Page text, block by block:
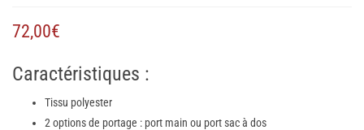
72,00€
Caractéristiques :
Tissu polyester
2 options de portage : port main ou port sac à dos